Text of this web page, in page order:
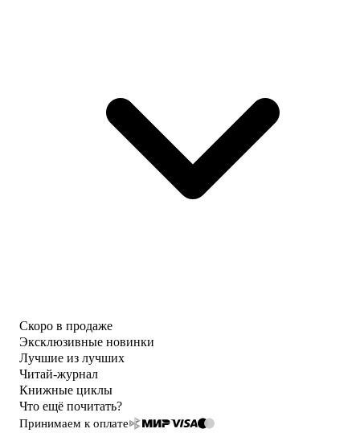
Скоро в продаже
Эксклюзивные новинки
Лучшие из лучших
Читай-журнал
Книжные циклы
Что ещё почитать?
Принимаем к оплате